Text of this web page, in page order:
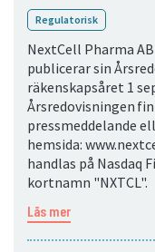
Regulatorisk
NextCell Pharma
publicerar sin
räkenskapsåret 1
Årsredovisningen
pressmeddelande
hemsida:
handlas på Nasdaq
kortnamn "NXTCL".
Läs mer